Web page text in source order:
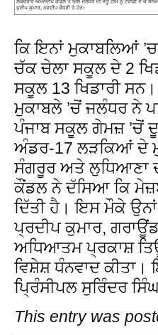
ਕਿ ਇਨਾਂ ਮੁਕਾਬਲਿਆਂ
ਚੱਕ ਚੇਲਾ ਸਕੂਲ ਦੇ 2
ਸਕੂਲ 13 ਖਿਡਾਰੀ
ਮੁਕਾਬਲੇ ’ਚੋਂ ਜਲੰਧਰ ਨੇ
ਪੰਜਾਬ ਸਕੂਲ ਗੇਮਜ਼ ’ਚੋਂ
ਅੰਡਰ-17 ਲੜਕਿਆਂ ਦੇ
ਸੰਗਰੂਰ ਅਤੇ ਲੁਧਿਆਣਾ
ਕੌਂਡਲ ਨੇ ਦੱਸਿਆ ਕਿ
ਦਿੱਤੀ ਹੈ। ਇਸ ਮੌਕੇ
ਪ੍ਰਦੀਪ ਕੁਮਾਰ,
ਅਧਿਆਤਮ ਪ੍ਰਕਾਸ਼
ਵਿਸ਼ੇਸ਼ ਧੰਨਵਾਦ
ਪਿ੍ਰੰਸੀਪਲ ਸੁਰਿੰਦਰ
This entry was